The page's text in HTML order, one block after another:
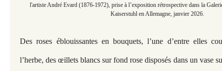
l'artiste André Evard (1876-1972), prise à l’exposition rétrospective dans la
Kaiserstuhl en Allemagne, janvier 2026.
Des roses éblouissantes en bouquets, l’une d’entre elles
l’herbe, des œillets blancs sur fond rose disposés dans un vase